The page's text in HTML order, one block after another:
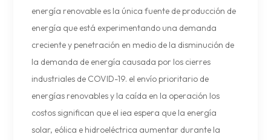
energía renovable es la única fuente de producción de
energía que está experimentando una demanda
creciente y penetración en medio de la disminución de
la demanda de energía causada por los cierres
industriales de COVID-19. el envío prioritario de
energías renovables y la caída en la operación los
costos significan que el iea espera que la energía
solar, eólica e hidroeléctrica aumentar durante la